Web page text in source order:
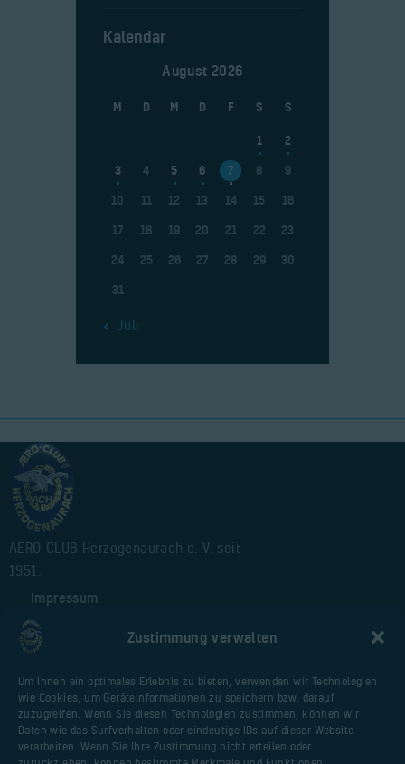
Zustimmung verwalten
Um Ihnen ein optimales Erlebnis zu bieten, verwenden wir Technologien
wie Cookies, um Geräteinformationen zu speichern bzw. darauf
zuzugreifen. Wenn Sie diesen Technologien zustimmen, können wir
Daten wie das Surfverhalten oder eindeutige IDs auf dieser Website
verarbeiten. Wenn Sie Ihre Zustimmung nicht erteilen oder
Kalendar
August 2026
M D M D F S S
1
2
3
4 5 6 7 8
9
10
11 12 13 14 15
16
17
18 19 20 21 22
23
24
25 26 27 28 29
30
31
« Juli
AERO-CLUB Herzogenaurach e. V. seit
1951.
Impressum
Alte Webseite
Nützliche Seiten
Webseite Flugplatz